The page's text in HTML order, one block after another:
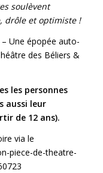
soulèvent
drôle et optimiste !
– Une épopée auto-
des Béliers &
les personnes
aussi leur
de 12 ans).
via le
piece-de-theatre-